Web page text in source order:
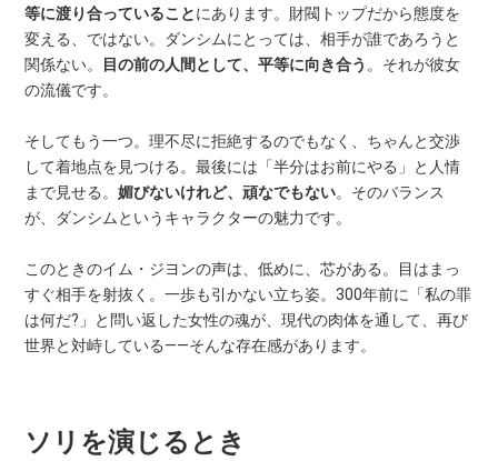
等に渡り合っていることにあります。財閥トップだから態度を
変える、ではない。ダンシムにとっては、相手が誰であろうと
関係ない。
目の前の人間として、平等に向き合う 。それが彼女
の流儀です。
そしてもう一つ。理不尽に拒絶するのでもなく、ちゃんと交渉
して着地点を見つける。最後には「半分はお前にやる」と人情
まで見せる。媚びないけれど、頑なでもない。そのバランス
が、ダンシムというキャラクターの魅力です。
このときのイム・ジヨンの声は、低めに、芯がある。目はまっ
すぐ相手を射抜く。一歩も引かない立ち姿。300年前に「私の罪
は何だ?」と問い返した女性の魂が、現代の肉体を通して、再び
世界と対峙している——そんな存在感があります。
ソリを演じるとき